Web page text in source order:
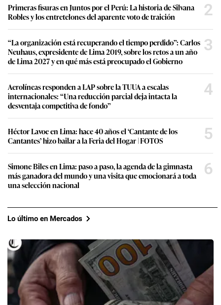
c
o
d
s
Primeras fisuras en Juntos por el Perú: La historia de Silvana
Robles y los entretelones del aparente voto de traición
2
“La organización está recuperando el tiempo perdido”: Carlos
Neuhaus, expresidente de Lima 2019, sobre los retos a un año
de Lima 2027 y en qué más está preocupado el Gobierno
3
Aerolíneas responden a LAP sobre la TUUA a escalas
internacionales: “Una reducción parcial deja intacta la
desventaja competitiva de fondo”
4
Héctor Lavoe en Lima: hace 40 años el ‘Cantante de los
Cantantes’ hizo bailar a la Feria del Hogar | FOTOS
5
Simone Biles en Lima: paso a paso, la agenda de la gimnasta
más ganadora del mundo y una visita que emocionará a toda
una selección nacional
6
Lo último en Mercados